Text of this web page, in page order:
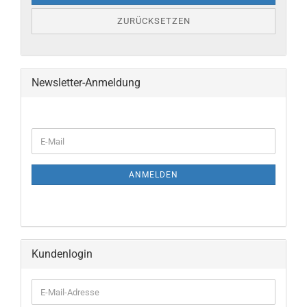
ZURÜCKSETZEN
Newsletter-Anmeldung
E-
Mail
ANMELDEN
Kundenlogin
E-
Mail-